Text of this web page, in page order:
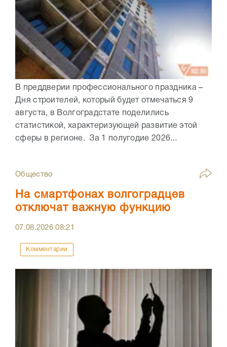
В преддверии профессионального праздника –
Дня строителей, который будет отмечаться 9
августа, в Волгоградстате поделились
статистикой, характеризующей развитие этой
сферы в регионе. За 1 полугодие 2026...
Общество
На смартфонах волгоградцев
отключат важную функцию
07.08.202608:21
Комментарии